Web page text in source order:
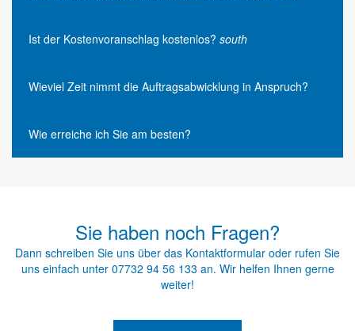
Ist der Kostenvoranschlag kostenlos? south
Wieviel Zeit nimmt die Auftragsabwicklung in Anspruch?
Wie erreiche ich Sie am besten?
Sie haben noch Fragen?
Dann schreiben Sie uns über das Kontaktformular oder rufen Sie
uns einfach unter 07732 94 56 133 an. Wir helfen Ihnen gerne
weiter!